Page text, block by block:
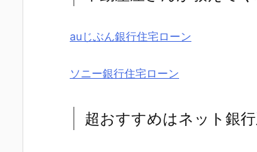
auじぶん銀行住宅ローン
ソニー銀行住宅ローン
超おすすめはネット銀